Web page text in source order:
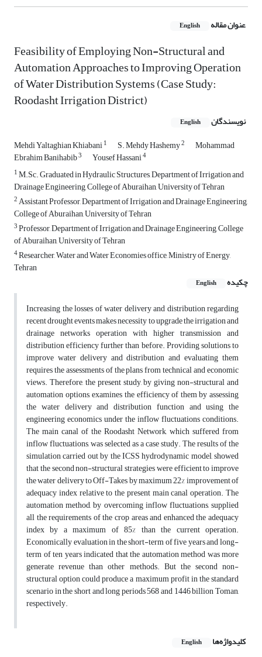
عنوان مقاله English
Feasibility of Employing Non-Structural and
Automation Approaches to Improving Operation
of Water Distribution Systems (Case Study:
Roodasht Irrigation District)
نویسندگان English
Mehdi Yaltaghian Khiabani1 S. Mehdy Hashemy2 Mohammad
Ebrahim Banihabib3 Yousef Hassani4
1M.Sc. Graduated in Hydraulic Structures, Department of Irrigation and
Drainage Engineering, College of Aburaihan, University of Tehran
2Assistant Professor, Department of Irrigation and Drainage Engineering,
College of Aburaihan, University of Tehran
3Professor, Department of Irrigation and Drainage Engineering, College
of Aburaihan, University of Tehran
4Researcher, Water and Water Economies office, Ministry of Energy,
Tehran
چکیده
English
Increasing the losses of water delivery and distribution regarding
recent drought events makes necessity to upgrade the irrigation and
drainage networks operation with higher transmission and
distribution efficiency further than before. Providing solutions to
improve water delivery and distribution and evaluating them
requires the assessments of the plans from technical and economic
views. Therefore, the present study, by giving non-structural and
automation options, examines the efficiency of them by assessing
the water delivery and distribution function and using the
engineering economics under the inflow fluctuations conditions.
The main canal of the Roodasht Network, which suffered from
inflow fluctuations, was selected as a case study. The results of the
simulation carried out by the ICSS hydrodynamic model, showed
that the second non-structural strategies were efficient to improve
the water delivery to Off-Takes by maximum 22% improvement of
adequacy index relative to the present main canal operation. The
automation method, by overcoming inflow fluctuations, supplied
all the requirements of the crop areas and enhanced the adequacy
index by a maximum of 85% than the current operation.
Economically evaluation in the short-term of five years and long-
term of ten years indicated that the automation method was more
generate revenue than other methods. But the second non-
structural option could produce a maximum profit in the standard
scenario in the short and long periods 568 and 1446 billion Toman,
respectively.
کلیدواژه‌ها English